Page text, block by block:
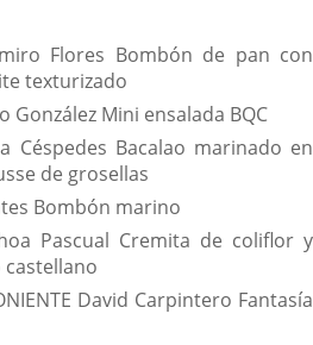
Flores Bombón de pan con
texturizado
González Mini ensalada BQC
Céspedes Bacalao marinado en
de grosellas
Bombón marino
Pascual Cremita de coliflor y
David Carpintero Fantasía